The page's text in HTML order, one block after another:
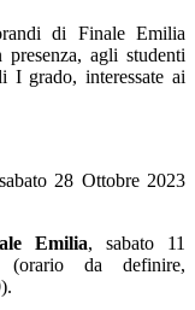
di Finale Emilia
agli studenti
I grado, interessate ai
sabato 28 Ottobre 2023
Emilia, sabato 11
(orario da definire,